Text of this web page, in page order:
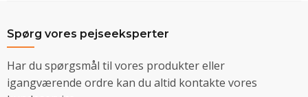
Spørg vores pejseeksperter
Har du spørgsmål til vores produkter eller
igangværende ordre kan du altid kontakte vores